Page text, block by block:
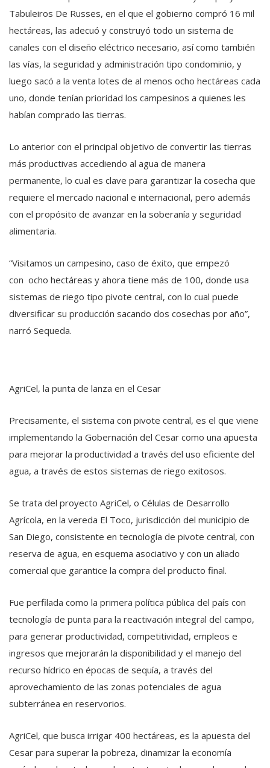
Tabuleiros De Russes, en el que el gobierno compró 16 mil
hectáreas, las adecuó y construyó todo un sistema de
canales con el diseño eléctrico necesario, así como también
las vías, la seguridad y administración tipo condominio, y
luego sacó a la venta lotes de al menos ocho hectáreas cada
uno, donde tenían prioridad los campesinos a quienes les
habían comprado las tierras.
Lo anterior con el principal objetivo de convertir las tierras
más productivas accediendo al agua de manera
permanente, lo cual es clave para garantizar la cosecha que
requiere el mercado nacional e internacional, pero además
con el propósito de avanzar en la soberanía y seguridad
alimentaria.
“Visitamos un campesino, caso de éxito, que empezó
con ocho hectáreas y ahora tiene más de 100, donde usa
sistemas de riego tipo pivote central, con lo cual puede
diversificar su producción sacando dos cosechas por año”,
narró Sequeda.
AgriCel, la punta de lanza en el Cesar
Precisamente, el sistema con pivote central, es el que viene
implementando la Gobernación del Cesar como una apuesta
para mejorar la productividad a través del uso eficiente del
agua, a través de estos sistemas de riego exitosos.
Se trata del proyecto AgriCel, o Células de Desarrollo
Agrícola, en la vereda El Toco, jurisdicción del municipio de
San Diego, consistente en tecnología de pivote central, con
reserva de agua, en esquema asociativo y con un aliado
comercial que garantice la compra del producto final.
Fue perfilada como la primera política pública del país con
tecnología de punta para la reactivación integral del campo,
para generar productividad, competitividad, empleos e
ingresos que mejorarán la disponibilidad y el manejo del
recurso hídrico en épocas de sequía, a través del
aprovechamiento de las zonas potenciales de agua
subterránea en reservorios.
AgriCel, que busca irrigar 400 hectáreas, es la apuesta del
Cesar para superar la pobreza, dinamizar la economía